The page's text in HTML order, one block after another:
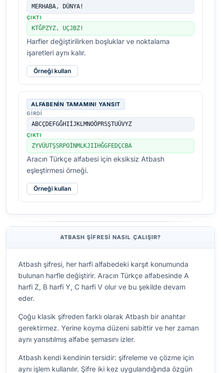
MERHABA, DÜNYA!
ÇIKTI
KTĞPZYZ, UÇJBZ!
Harfler değiştirilirken boşluklar ve noktalama
işaretleri aynı kalır.
Örneği kullan
ALFABENIN TAMAMINI YANSIT
GIRDI
ABCÇDEFGĞHIİJKLMNOÖPRSŞTUÜVYZ
ÇIKTI
ZYVÜUTŞSRPOİNMLKJIIHĞGFEDÇCBA
Aracın Türkçe alfabesi için eksiksiz Atbash
eşleştirmesi örneği.
Örneği kullan
ATBASH ŞIFRESI NASIL ÇALIŞIR?
Atbash şifresi, her harfi alfabedeki karşıt konumunda
bulunan harfle değiştirir. Aracın Türkçe alfabesinde A
harfi Z, B harfi Y, C harfi V olur ve bu şekilde devam
eder.
Çoğu klasik şifreden farklı olarak Atbash bir anahtar
gerektirmez. Yerine koyma düzeni sabittir ve her zaman
aynı yansıtılmış alfabe şemasını izler.
Atbash kendi kendinin tersidir: şifreleme ve çözme için
aynı işlem kullanılır. Şifre iki kez uygulandığında özgün